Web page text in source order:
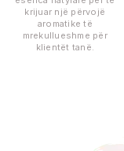
krijuar një përvojë
aromatike të
mrekullueshme për
klientët tanë.